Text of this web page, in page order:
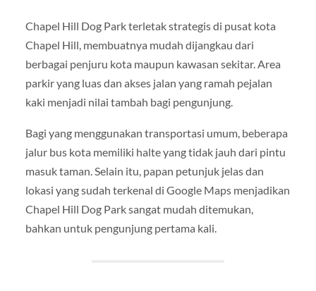
Chapel Hill Dog Park terletak strategis di pusat kota
Chapel Hill, membuatnya mudah dijangkau dari
berbagai penjuru kota maupun kawasan sekitar. Area
parkir yang luas dan akses jalan yang ramah pejalan
kaki menjadi nilai tambah bagi pengunjung.
Bagi yang menggunakan transportasi umum, beberapa
jalur bus kota memiliki halte yang tidak jauh dari pintu
masuk taman. Selain itu, papan petunjuk jelas dan
lokasi yang sudah terkenal di Google Maps menjadikan
Chapel Hill Dog Park sangat mudah ditemukan,
bahkan untuk pengunjung pertama kali.